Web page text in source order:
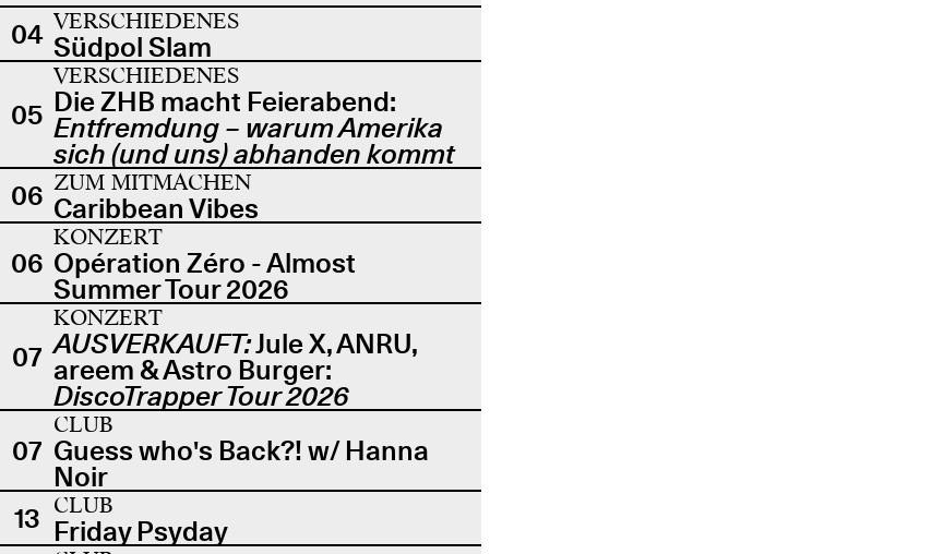
04 VERSCHIEDENES
Südpol Slam
05
VERSCHIEDENES
Die ZHB macht Feierabend:
Entfremdung – warum Amerika
sich (und uns) abhanden kommt
06 ZUM MITMACHEN
Caribbean Vibes
06
KONZERT
Opération Zéro - Almost
Summer Tour 2026
07
KONZERT
AUSVERKAUFT:Jule X, ANRU,
areem & Astro Burger:
DiscoTrapper Tour 2026
07
CLUB
Guess who's Back?! w/ Hanna
Noir
13 CLUB
Friday Psyday